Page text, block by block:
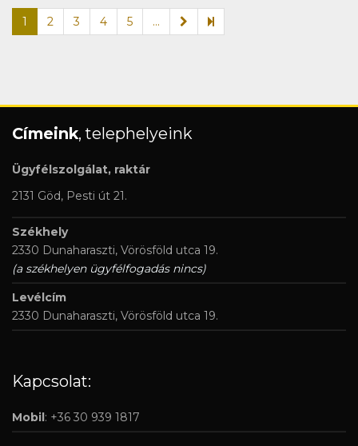
1 2 3 4 5 ...
Címeink, telephelyeink
Ügyfélszolgálat, raktár
2131 Göd, Pesti út 21.
Székhely
2330 Dunaharaszti, Vörösföld utca 19.
(a székhelyen ügyfélfogadás nincs)
Levélcím
2330 Dunaharaszti, Vörösföld utca 19.
Kapcsolat:
Mobil: +36 30 939 1817